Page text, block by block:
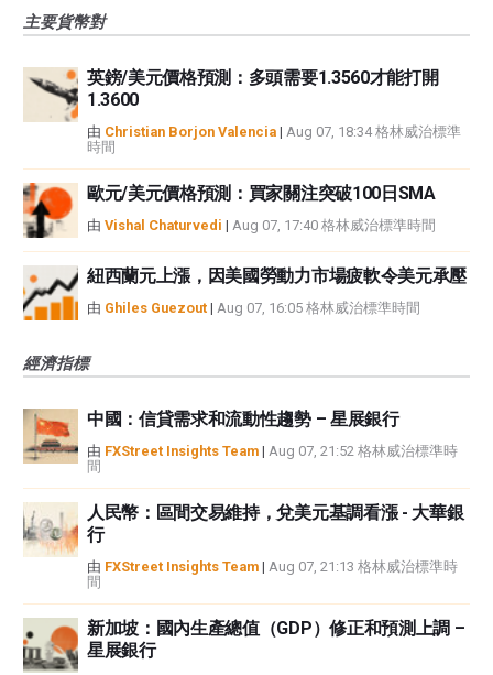
主要貨幣對
英鎊/美元價格預測：多頭需要1.3560才能打開
1.3600
由 Christian Borjon Valencia | Aug 07, 18:34 格林威治標準
時間
歐元/美元價格預測：買家關注突破100日SMA
由 Vishal Chaturvedi | Aug 07, 17:40 格林威治標準時間
紐西蘭元上漲，因美國勞動力市場疲軟令美元承壓
由 Ghiles Guezout | Aug 07, 16:05 格林威治標準時間
經濟指標
中國：信貸需求和流動性趨勢 – 星展銀行
由 FXStreet Insights Team | Aug 07, 21:52 格林威治標準時
間
人民幣：區間交易維持，兌美元基調看漲 - 大華銀
行
由 FXStreet Insights Team | Aug 07, 21:13 格林威治標準時
間
新加坡：國內生產總值（GDP）修正和預測上調 –
星展銀行